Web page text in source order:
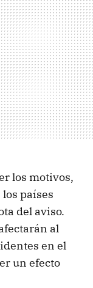
los motivos,
países
del aviso.
al
en el
un efecto